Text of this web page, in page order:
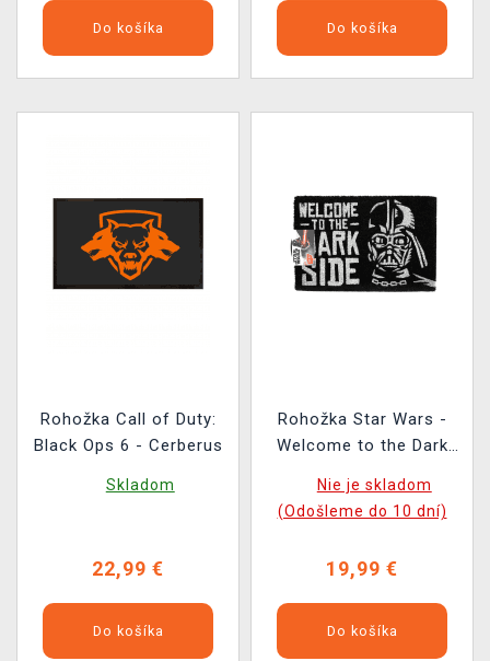
Do košíka Do košíka
Rohožka Call of Duty:
Black Ops 6 - Cerberus
Skladom
22,99 €
Do košíka
Rohožka Star Wars -
Welcome to the Dark
Nie je skladom
(Odošleme do 10 dní)
19,99 €
Do košíka